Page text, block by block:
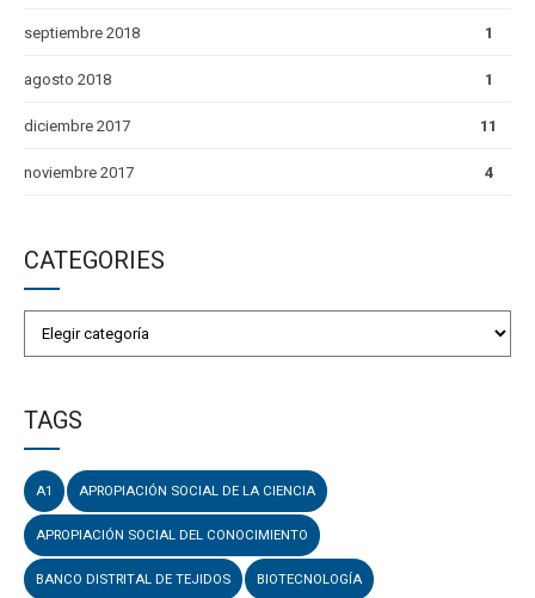
septiembre 2018 1
agosto 2018 1
diciembre 2017 11
noviembre 2017 4
CATEGORIES
TAGS
A1 APROPIACIÓN SOCIAL DE LA CIENCIA
APROPIACIÓN SOCIAL DEL CONOCIMIENTO
BANCO DISTRITAL DE TEJIDOS BIOTECNOLOGÍA